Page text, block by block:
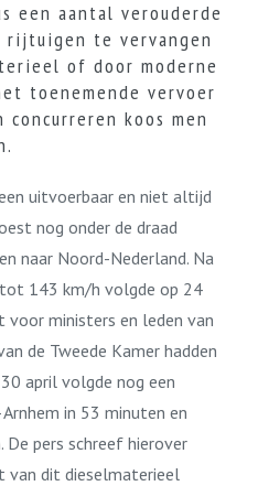
een aantal verouderde
rijtuigen te vervangen
of door moderne
toenemende vervoer
koos men
uitvoerbaar en niet altijd
nog onder de draad
naar Noord-Nederland. Na
143 km/h volgde op 24
ministers en leden van
de Tweede Kamer hadden
april volgde nog een
in 53 minuten en
pers schreef hierover
van dit dieselmaterieel